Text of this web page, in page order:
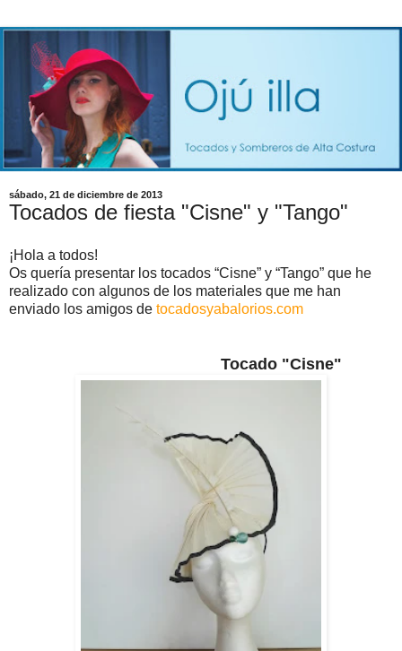
sábado, 21 de diciembre de 2013
Tocados de fiesta "Cisne" y "Tango"
¡Hola a todos!
Os quería presentar los tocados “Cisne” y “Tango” que he
realizado con algunos de los materiales que me han
enviado los amigos de tocadosyabalorios.com
Tocado "Cisne"